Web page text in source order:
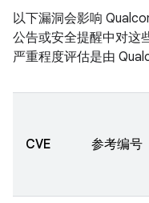
以下漏洞会影响
公告或安全提醒中对这
严重程度评估是由
CVE 参考编号